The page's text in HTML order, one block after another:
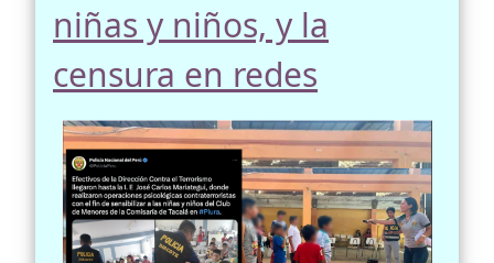
niñas y niños, y la
censura en redes